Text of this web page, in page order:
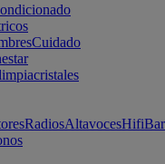
Cuidado
RadiosAltavocesHifi